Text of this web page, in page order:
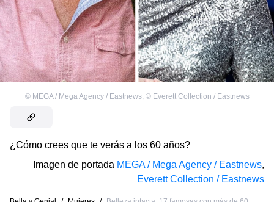
© MEGA / Mega Agency / Eastnews, © Everett Collection / Eastnews
¿Cómo crees que te verás a los 60 años?
Imagen de portada MEGA / Mega Agency / Eastnews,
Everett Collection / Eastnews